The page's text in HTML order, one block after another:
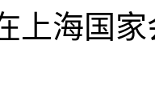
上海国